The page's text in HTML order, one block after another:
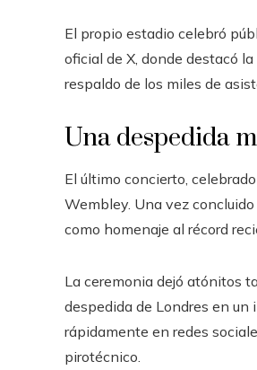
El propio estadio celebró
oficial de X, donde destacó
respaldo de los miles de
Una despedida
El último concierto,
Wembley. Una vez
como homenaje al récord
La ceremonia dejó atónitos
despedida de Londres en
rápidamente en redes
pirotécnico.